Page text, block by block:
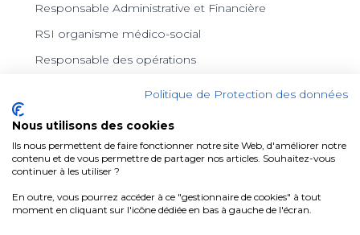
Responsable Administrative et Financière
RSI organisme médico-social
Responsable des opérations
Liens
LinkedIn
Podcast RGPD
Politique de Protection des données
Nous utilisons des cookies
Ils nous permettent de faire fonctionner notre site Web, d'améliorer notre
contenu et de vous permettre de partager nos articles. Souhaitez-vous
continuer à les utiliser ?
En outre, vous pourrez accéder à ce "gestionnaire de cookies" à tout
moment en cliquant sur l'icône dédiée en bas à gauche de l'écran.